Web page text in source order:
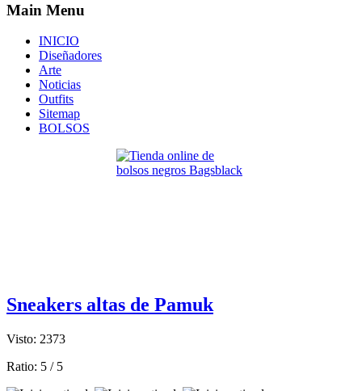
Main Menu
INICIO
Diseñadores
Arte
Noticias
Outfits
Sitemap
BOLSOS
Sneakers altas de Pamuk
Visto: 2373
Ratio: 5 / 5